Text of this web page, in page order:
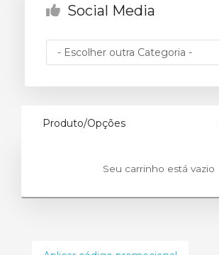
Social Media
Produto/Opções
Seu carrinho está vazio